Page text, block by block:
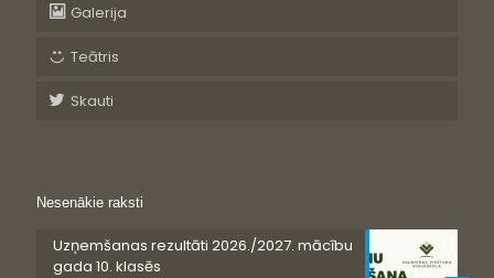
Galerija
Teātris
Skauti
Nesenākie raksti
Uzņemšanas rezultāti 2026./2027. mācību
gada 10. klasēs